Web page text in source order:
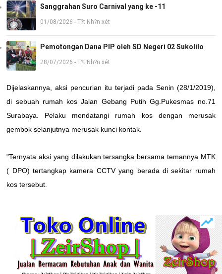
Sanggrahan Suro Carnival yang ke -11
01/08/2026 - T?t Nh?n xét
Pemotongan Dana PIP oleh SD Negeri 02 Sukolilo
28/07/2026 - T?t Nh?n xét
Dijelaskannya, aksi pencurian itu terjadi pada Senin (28/1/2019),
di sebuah rumah kos Jalan Gebang Putih Gg.Pukesmas no.71
Surabaya. Pelaku mendatangi rumah kos dengan merusak
gembok selanjutnya merusak kunci kontak.
"Ternyata aksi yang dilakukan tersangka bersama temannya MTK
( DPO) tertangkap kamera CCTV yang berada di sekitar rumah
kos tersebut.